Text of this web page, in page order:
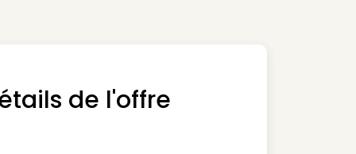
de l'offre